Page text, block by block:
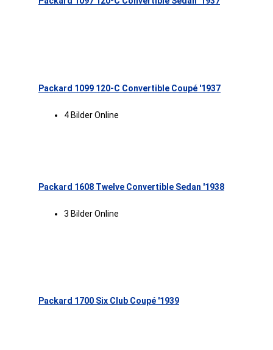
Packard 1099 120-C Convertible Coupé '1937
4 Bilder Online
Packard 1608 Twelve Convertible Sedan '1938
3 Bilder Online
Packard 1700 Six Club Coupé '1939